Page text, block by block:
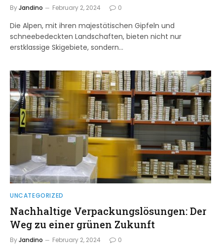
ByJandino February 2, 2024 0
Die Alpen, mit ihren majestätischen Gipfeln und
schneebedeckten Landschaften, bieten nicht nur
erstklassige Skigebiete, sondern…
UNCATEGORIZED
Nachhaltige Verpackungslösungen: Der
Weg zu einer grünen Zukunft
ByJandino February 2, 2024 0